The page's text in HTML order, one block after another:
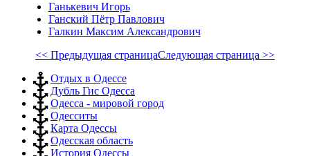
Ганькевич Игорь
Ганский Пётр Павлович
Галкин Максим Александрович
<< Предыдущая страницаСледующая страница >>
Отдых в Одессе
Дубль Гис Одесса
Одесса - мировой город
Одесситы
Карта Одессы
Одесская область
История Одессы